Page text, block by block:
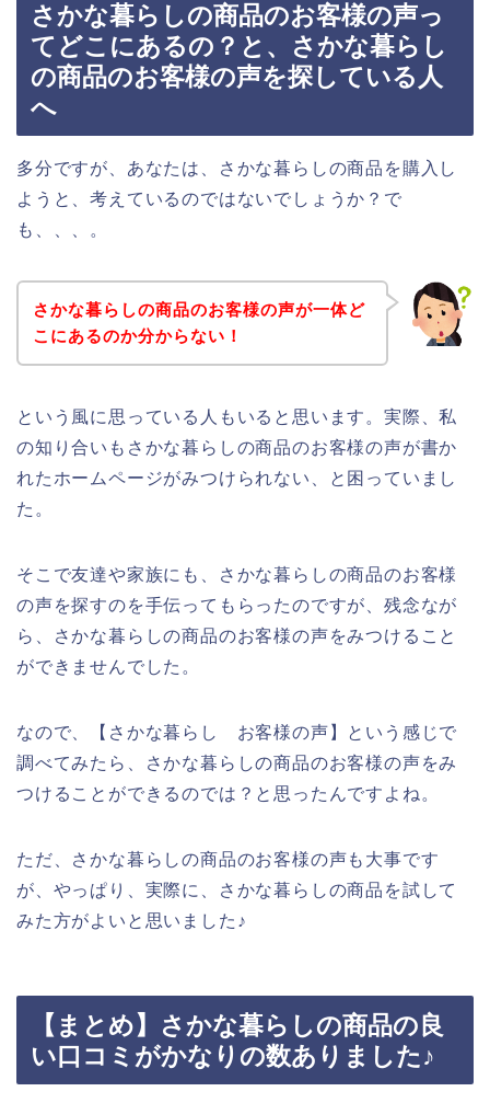
さかな暮らしの商品のお客様の声っ
てどこにあるの？と、さかな暮らし
の商品のお客様の声を探している人
へ
多分ですが、あなたは、さかな暮らしの商品を購入し
ようと、考えているのではないでしょうか？で
も、、、。
さかな暮らしの商品のお客様の声が一体ど
こにあるのか分からない！
という風に思っている人もいると思います。実際、私
の知り合いもさかな暮らしの商品のお客様の声が書か
れたホームページがみつけられない、と困っていまし
た。
そこで友達や家族にも、さかな暮らしの商品のお客様
の声を探すのを手伝ってもらったのですが、残念なが
ら、さかな暮らしの商品のお客様の声をみつけること
ができませんでした。
なので、【さかな暮らし お客様の声】という感じで
調べてみたら、さかな暮らしの商品のお客様の声をみ
つけることができるのでは？と思ったんですよね。
ただ、さかな暮らしの商品のお客様の声も大事です
が、やっぱり、実際に、さかな暮らしの商品を試して
みた方がよいと思いました♪
【まとめ】さかな暮らしの商品の良
い口コミがかなりの数ありました♪